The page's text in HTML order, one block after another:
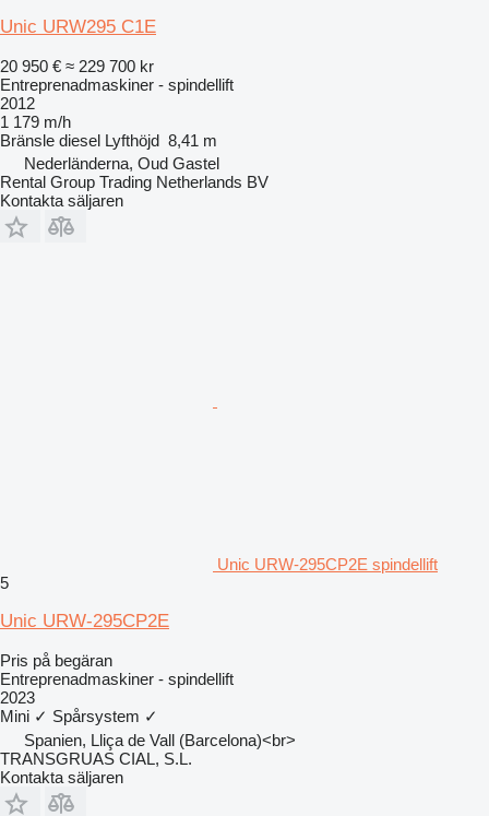
Unic URW295 C1E
20 950 € ≈ 229 700 kr
Entreprenadmaskiner - spindellift
2012
1 179 m/h
Bränsle diesel Lyfthöjd 8,41 m
Nederländerna, Oud Gastel
Rental Group Trading Netherlands BV
Kontakta säljaren
Unic URW-295CP2E spindellift
5
Unic URW-295CP2E
Pris på begäran
Entreprenadmaskiner - spindellift
2023
Mini ✓ Spårsystem ✓
Spanien, Lliça de Vall (Barcelona)<br>
TRANSGRUAS CIAL, S.L.
Kontakta säljaren